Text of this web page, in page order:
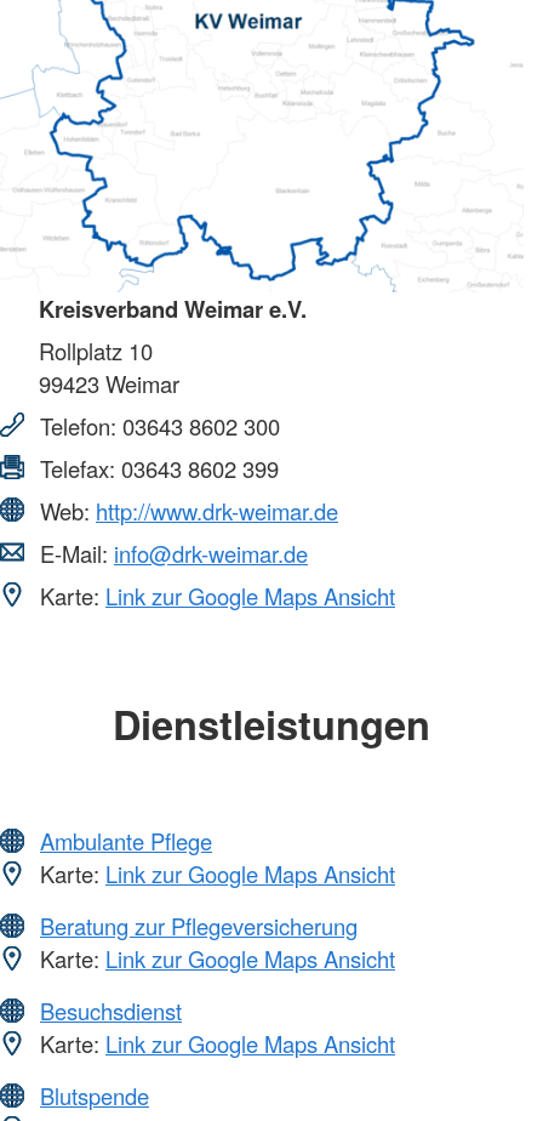
Kreisverband Weimar e.V.
Rollplatz 10
99423Weimar
Telefon: 03643 8602 300
Telefax: 03643 8602 399
Web: http://www.drk-weimar.de
E-Mail: info@drk-weimar.de
Karte: Link zur Google Maps Ansicht
Dienstleistungen
Ambulante Pflege
Karte: Link zur Google Maps Ansicht
Beratung zur Pflegeversicherung
Karte: Link zur Google Maps Ansicht
Besuchsdienst
Karte: Link zur Google Maps Ansicht
Blutspende